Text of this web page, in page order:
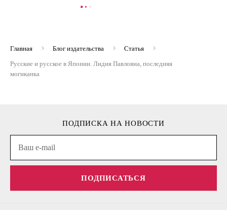
В КОРЗИНУ
Главная Блог издательства
Статья
Русские и русское в Японии. Лидия Павловна, последняя
могиканка
ПОДПИСКА НА НОВОСТИ
ПОДПИСАТЬСЯ